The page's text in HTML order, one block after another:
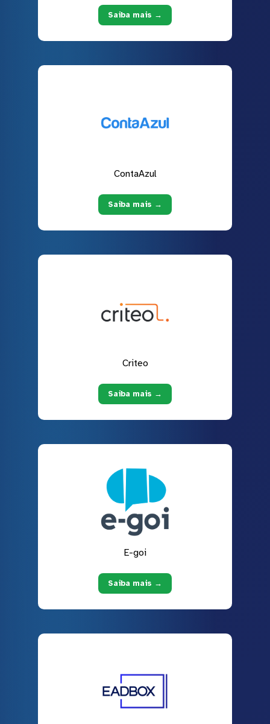
Saiba mais →
ContaAzul
Saiba mais →
Criteo
Saiba mais →
E-goi
Saiba mais →